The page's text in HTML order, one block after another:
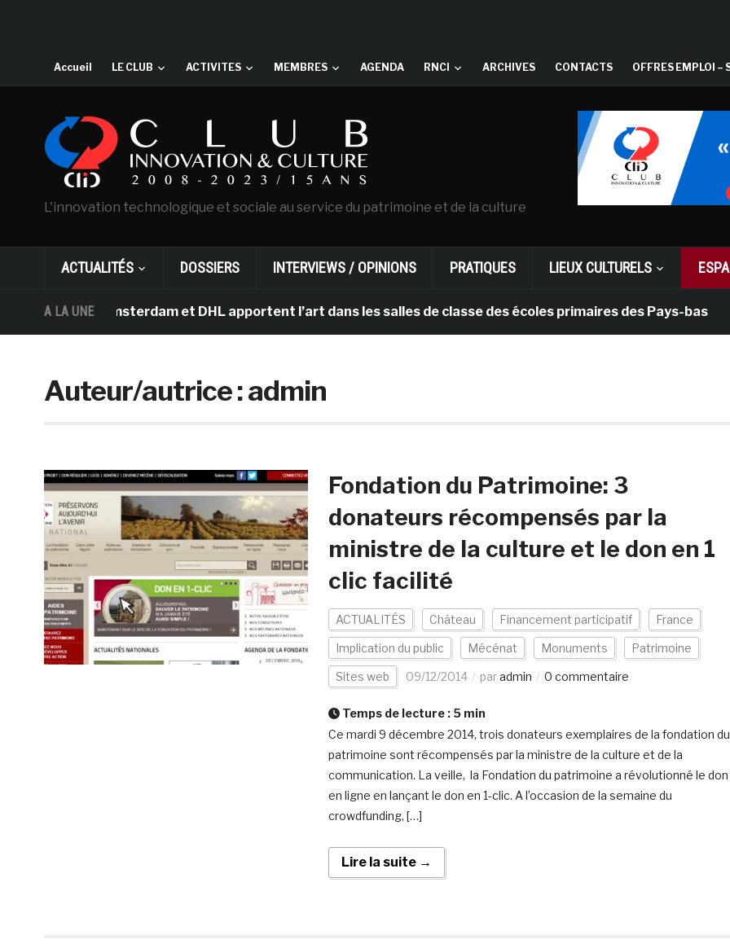
Accueil LE CLUB ACTIVITES MEMBRES AGENDA RNCI ARCHIVES CONTACTS OFFRES EMPLOI –
L'innovation technologique et sociale au service du patrimoine et de la culture
ACTUALITÉS DOSSIERS INTERVIEWS / OPINIONS PRATIQUES LIEUX CULTURELS
A LA UNE
Gogh d’Amsterdam et DHL apportent l’art dans les salles de classe des écoles primaires des Pays-bas il y
Auteur/autrice :admin
Fondation du Patrimoine: 3
donateurs récompensés par la
ministre de la culture et le don en 1
clic facilité
ACTUALITÉS Château Financement participatif France
Implication du public Mécénat Monuments Patrimoine
Sites web 09/12/2014 paradmin 0 commentaire
Temps de lecture : 5 min
Ce mardi 9 décembre 2014, trois donateurs exemplaires de la fondation du
patrimoine sont récompensés par la ministre de la culture et de la
communication. La veille, la Fondation du patrimoine a révolutionné le don
en ligne en lançant le don en 1-clic. A l’occasion de la semaine du
crowdfunding, […]
Lire la suite →